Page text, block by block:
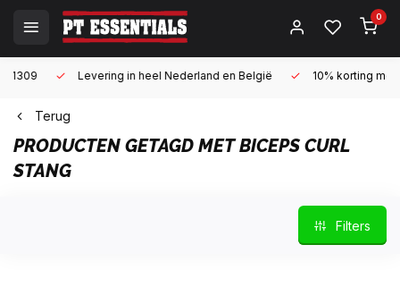
0
Levering in heel Nederland en België 10% korting met een
Terug
PRODUCTEN GETAGD MET BICEPS CURL
STANG
Filters